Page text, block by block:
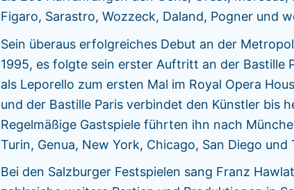
Figaro, Sarastro, Wozzeck, Daland, Pogner und
Sein überaus erfolgreiches Debut an der
1995, es folgte sein erster Auftritt an der Bastille
als Leporello zum ersten Mal im Royal Opera
und der Bastille Paris verbindet den Künstler bis
Regelmäßige Gastspiele führten ihn nach
Turin, Genua, New York, Chicago, San Diego
Bei den Salzburger Festspielen sang Franz